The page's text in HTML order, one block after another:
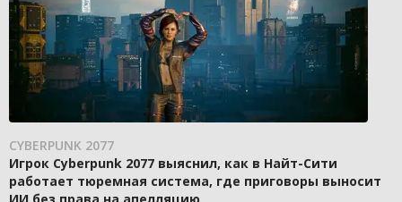
CYBERPUNK 2077
Игрок Cyberpunk 2077 выяснил, как в Найт-Сити
работает тюремная система, где приговоры выносит